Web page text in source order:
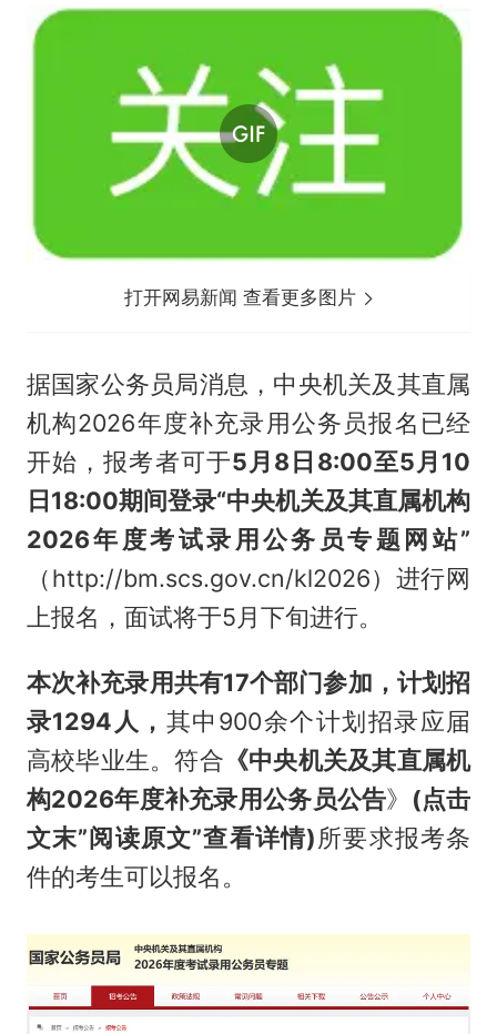
打开网易新闻 查看更多图片
据国家公务员局消息，中央机关及其直属
机构2026年度补充录用公务员报名已经
开始，报考者可于5月8日8:00至5月10
日18:00期间登录“中央机关及其直属机构
2026年度考试录用公务员专题网站”
（http://bm.scs.gov.cn/kl2026）进行网
上报名，面试将于5月下旬进行。
本次补充录用共有17个部门参加，计划招
录1294人， 其中900余个计划招录应届
高校毕业生。符合 《中央机关及其直属机
构2026年度补充录用公务员公告》 (点击
文末”阅读原文”查看详情)所要求报考条
件的考生可以报名。